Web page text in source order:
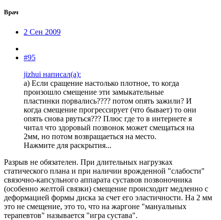
Врач
2 Сен 2009
#95
jizhui написал(а):
а) Если сращение настолько плотное, то когда
произошло смещение эти замыкательные
пластинки порвались???? потом опять зажили? И
когда смещение прогрессирует (что бывает) то они
опять снова рвуться??? Плюс где то в интернете я
читал что здоровый позвонок может смещаться на
2мм, но потом возвращаеться на место.
Нажмите для раскрытия...
Разрыв не обязателен. При длительных нагрузках
статического плана и при наличии врожденной "слабости"
связочно-капсульного аппарата суставов позвоночника
(особенно желтой связки) смещение происходит медленно с
деформацией формы диска за счет его эластичности. На 2 мм
это не смещение, это то, что на жаргоне "мануальных
терапевтов" называется "игра сустава".